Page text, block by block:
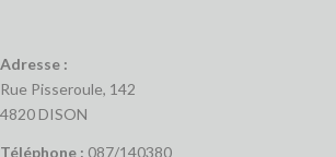
Adresse :
Rue Pisseroule, 142
4820 DISON
Téléphone : 087/140380